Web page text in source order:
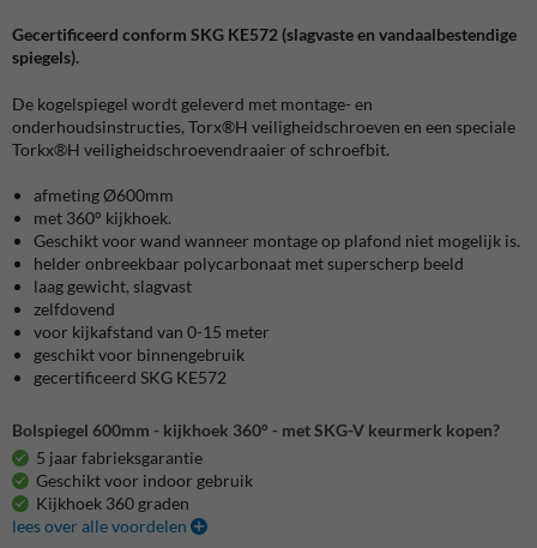
Gecertificeerd conform SKG KE572 (slagvaste en vandaalbestendige
spiegels).
De kogelspiegel wordt geleverd met montage- en
onderhoudsinstructies, Torx®H veiligheidschroeven en een speciale
Torkx®H veiligheidschroevendraaier of schroefbit.
afmeting Ø600mm
met 360° kijkhoek.
Geschikt voor wand wanneer montage op plafond niet mogelijk is.
helder onbreekbaar polycarbonaat met superscherp beeld
laag gewicht, slagvast
zelfdovend
voor kijkafstand van 0-15 meter
geschikt voor binnengebruik
gecertificeerd SKG KE572
Bolspiegel 600mm - kijkhoek 360° - met SKG-V keurmerk kopen?
5 jaar fabrieksgarantie
Geschikt voor indoor gebruik
Kijkhoek 360 graden
lees over alle voordelen